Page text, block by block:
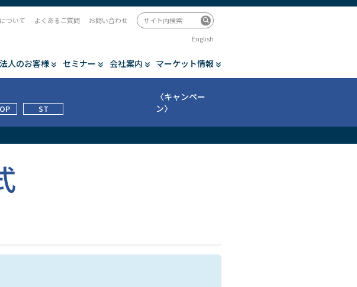
法人のお客様 セミナー 会社案内 マーケット情報
ついて よくあるご質問
お問い合わせ
English
ST
〈キャンペー
ン〉